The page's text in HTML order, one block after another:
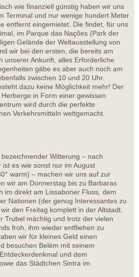
wie finanziell günstig haben wir uns
Terminal und nur wenige hundert Meter
entfernt eingemietet. Die findet, für uns
im Parque das Nações (Park der
Gelände der Weltausstellung von
wir bei den ersten, die bereits am
unserer Ankunft, alles Erforderliche
gäbe es aber auch noch am
zwischen 10 und 20 Uhr.
dazu keine Möglichkeit mehr! Der
in Form einer gewissen
wird durch die perfekte
Verkehrsmitteln wettgemacht.
Witterung – nach
es wie sonst nur im August
warm) – machen wir uns auf zur
wir am Donnerstag bis zu Barbaras
im direkt am Lissaboner Fluss, dem
Nationen (der genug Interessantes zu
den Freitag komplett in der Altstadt.
Trubel mächtig und trotz der vielen
froh, ihm wieder entfliehen zu
wir für kleines Geld einen
besuchen Belém mit seinem
und dem
das Städtchen Sintra im